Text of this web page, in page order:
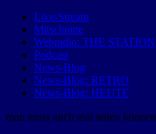
Live-Stream
Mitschnitte
Webradio: THE STATION
Podcast
News-Blog
News-Blog: RETRO
News-Blog: HEUTE
man muss auch mal teilen können